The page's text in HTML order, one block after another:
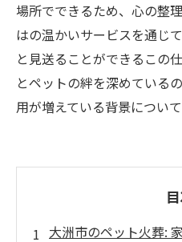
場所でできるため、心の整
はの温かいサービスを通じ
と見送ることができるこの
とペットの絆を深めている
用が増えている背景につい
大洲市のペット火葬: